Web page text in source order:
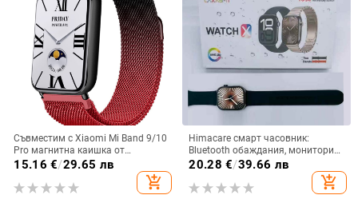
Съвместим с Xiaomi Mi Band 9/10
Pro магнитна каишка от
неръждаема стомана,
материал, за Redmi Watch 6
15.16 €/29.65 лв
add_shopping_cart
Himacare смарт часовник:
Bluetooth обаждания, мониторинг
на сърдечния ритъм, следене на
съня, крачкомер, безжично
зареждане
20.28 €/39.66 лв
add_shopping_cart